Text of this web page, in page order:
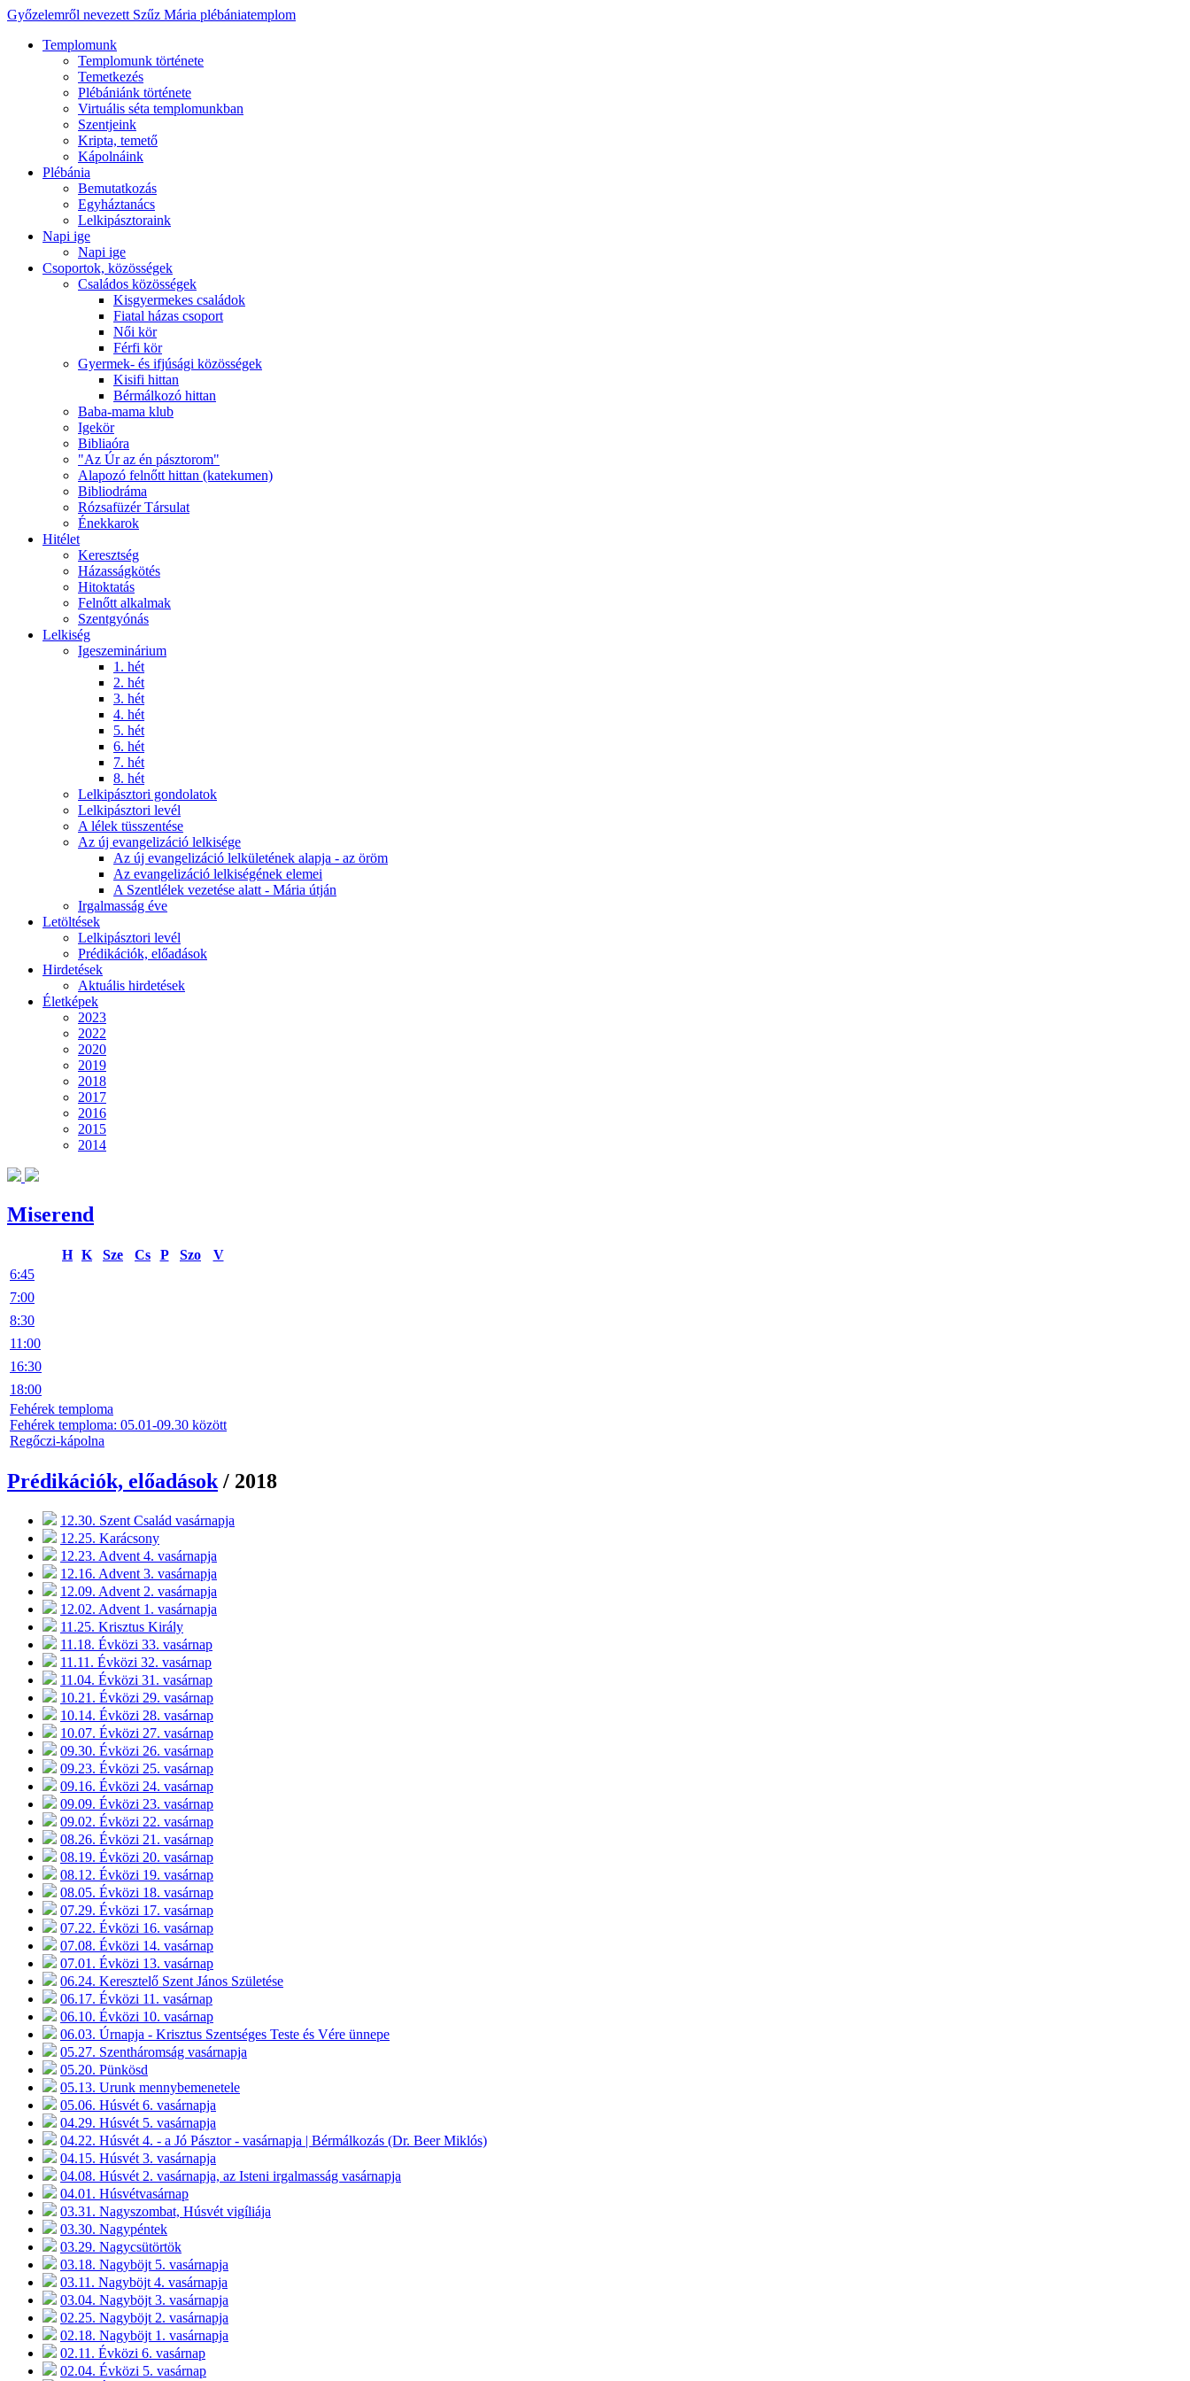
Győzelemről nevezett Szűz Mária plébániatemplom
Templomunk
Templomunk története
Temetkezés
Plébániánk története
Virtuális séta templomunkban
Szentjeink
Kripta, temető
Kápolnáink
Plébánia
Bemutatkozás
Egyháztanács
Lelkipásztoraink
Napi ige
Napi ige
Csoportok, közösségek
Családos közösségek
Kisgyermekes családok
Fiatal házas csoport
Női kör
Férfi kör
Gyermek- és ifjúsági közösségek
Kisifi hittan
Bérmálkozó hittan
Baba-mama klub
Igekör
Bibliaóra
"Az Úr az én pásztorom"
Alapozó felnőtt hittan (katekumen)
Bibliodráma
Rózsafüzér Társulat
Énekkarok
Hitélet
Keresztség
Házasságkötés
Hitoktatás
Felnőtt alkalmak
Szentgyónás
Lelkiség
Igeszeminárium
1. hét
2. hét
3. hét
4. hét
5. hét
6. hét
7. hét
8. hét
Lelkipásztori gondolatok
Lelkipásztori levél
A lélek tüsszentése
Az új evangelizáció lelkisége
Az új evangelizáció lelkületének alapja - az öröm
Az evangelizáció lelkiségének elemei
A Szentlélek vezetése alatt - Mária útján
Irgalmasság éve
Letöltések
Lelkipásztori levél
Prédikációk, előadások
Hirdetések
Aktuális hirdetések
Életképek
2023
2022
2020
2019
2018
2017
2016
2015
2014
Miserend
H K Sze Cs P Szo
V
6:45
7:00
8:30
11:00
16:30
18:00
Fehérek temploma
Fehérek temploma: 05.01-09.30 között
Regőczi-kápolna
Prédikációk, előadások / 2018
12.30. Szent Család vasárnapja
12.25. Karácsony
12.23. Advent 4. vasárnapja
12.16. Advent 3. vasárnapja
12.09. Advent 2. vasárnapja
12.02. Advent 1. vasárnapja
11.25. Krisztus Király
11.18. Évközi 33. vasárnap
11.11. Évközi 32. vasárnap
11.04. Évközi 31. vasárnap
10.21. Évközi 29. vasárnap
10.14. Évközi 28. vasárnap
10.07. Évközi 27. vasárnap
09.30. Évközi 26. vasárnap
09.23. Évközi 25. vasárnap
09.16. Évközi 24. vasárnap
09.09. Évközi 23. vasárnap
09.02. Évközi 22. vasárnap
08.26. Évközi 21. vasárnap
08.19. Évközi 20. vasárnap
08.12. Évközi 19. vasárnap
08.05. Évközi 18. vasárnap
07.29. Évközi 17. vasárnap
07.22. Évközi 16. vasárnap
07.08. Évközi 14. vasárnap
07.01. Évközi 13. vasárnap
06.24. Keresztelő Szent János Születése
06.17. Évközi 11. vasárnap
06.10. Évközi 10. vasárnap
06.03. Úrnapja - Krisztus Szentséges Teste és Vére ünnepe
05.27. Szentháromság vasárnapja
05.20. Pünkösd
05.13. Urunk mennybemenetele
05.06. Húsvét 6. vasárnapja
04.29. Húsvét 5. vasárnapja
04.22. Húsvét 4. - a Jó Pásztor - vasárnapja | Bérmálkozás (Dr. Beer Miklós)
04.15. Húsvét 3. vasárnapja
04.08. Húsvét 2. vasárnapja, az Isteni irgalmasság vasárnapja
04.01. Húsvétvasárnap
03.31. Nagyszombat, Húsvét vigíliája
03.30. Nagypéntek
03.29. Nagycsütörtök
03.18. Nagyböjt 5. vasárnapja
03.11. Nagyböjt 4. vasárnapja
03.04. Nagyböjt 3. vasárnapja
02.25. Nagyböjt 2. vasárnapja
02.18. Nagyböjt 1. vasárnapja
02.11. Évközi 6. vasárnap
02.04. Évközi 5. vasárnap